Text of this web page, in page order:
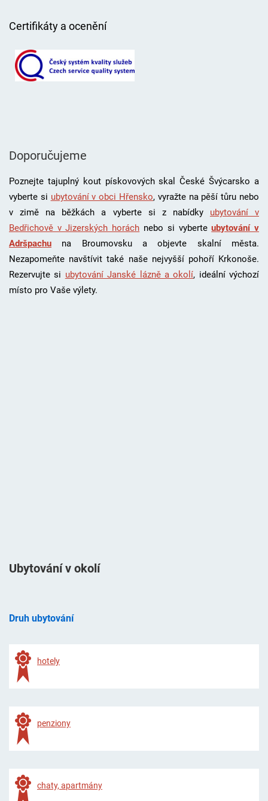
Certifikáty a ocenění
Doporučujeme
Poznejte tajuplný kout pískovových skal České Švýcarsko a
vyberte si ubytování v obci Hřensko, vyražte na pěší tůru nebo
v zimě na běžkách a vyberte si z nabídky ubytování v
Bedřichově v Jizerských horách nebo si vyberteubytování v
Adršpachu
na Broumovsku a objevte skalní města.
Nezapomeňte navštívit také naše nejvyšší pohoří Krkonoše.
Rezervujte si ubytování Janské lázně a okolí, ideální výchozí
místo pro Vaše výlety.
Ubytování v okolí
Druh ubytování
hotely
penziony
chaty, apartmány